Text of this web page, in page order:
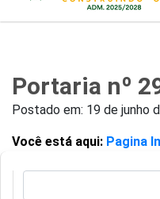
Portaria nº
Postado em: 19 de junho
Você está aqui: Pagina